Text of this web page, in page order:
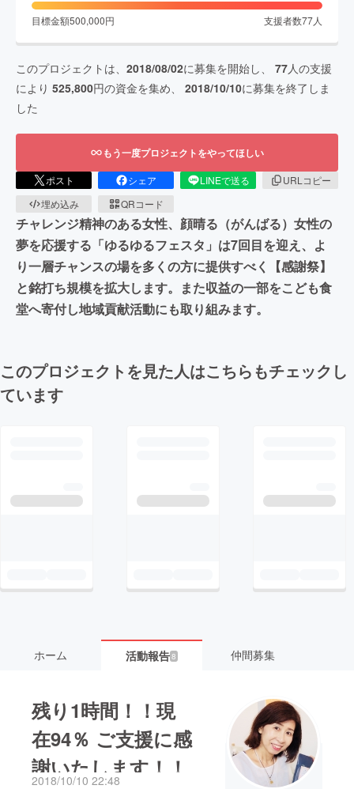
目標金額500,000円 支援者数77人
このプロジェクトは、 2018/08/02に募集を開始し、 77人の支援
により 525,800円の資金を集め、 2018/10/10に募集を終了しま
した
もう一度プロジェクトをやってほしい
ポスト シェア LINEで送る
URLコピー
埋め込み
QRコード
チャレンジ精神のある女性、顔晴る（がんばる）女性の
夢を応援する「ゆるゆるフェスタ」は7回目を迎え、よ
り一層チャンスの場を多くの方に提供すべく【感謝祭】
と銘打ち規模を拡大します。また収益の一部をこども食
堂へ寄付し地域貢献活動にも取り組みます。
このプロジェクトを見た人はこちらもチェックし
ています
ホーム 活動報告8 仲間募集
残り1時間！！現
在94％ ご支援に感
謝いたします！！
2018/10/10 22:48